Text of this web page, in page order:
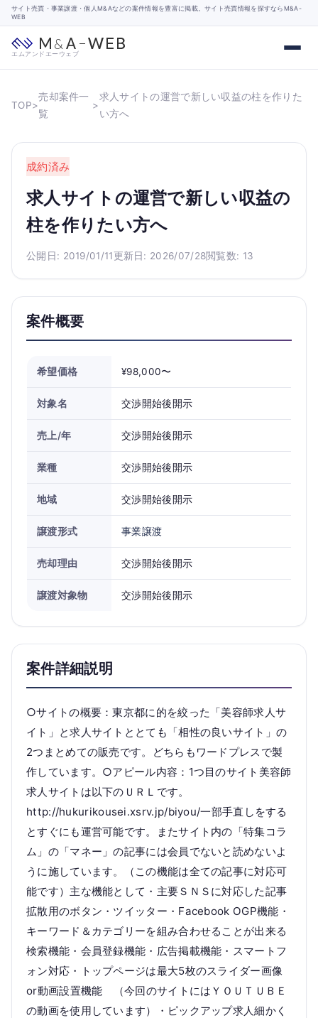
サイト売買・事業譲渡・個人M&Aなどの案件情報を豊富に掲載。サイト売買情報を探すならM&A-
WEB
エムアンドエーウェブ
TOP>
売却案件一
覧
>
求人サイトの運営で新しい収益の柱を作りた
い方へ
成約済み
求人サイトの運営で新しい収益の
柱を作りたい方へ
公開日: 2019/01/11更新日: 2026/07/28閲覧数: 13
案件概要
希望価格 ¥98,000〜
対象名 交渉開始後開示
売上/年 交渉開始後開示
業種 交渉開始後開示
地域 交渉開始後開示
譲渡形式 事業譲渡
売却理由 交渉開始後開示
譲渡対象物 交渉開始後開示
案件詳細説明
○サイトの概要：東京都に的を絞った「美容師求人サ
イト」と求人サイトととても「相性の良いサイト」の
2つまとめての販売です。どちらもワードプレスで製
作しています。○アピール内容：1つ目のサイト美容師
求人サイトは以下のＵＲＬです。
http://hukurikousei.xsrv.jp/biyou/一部手直しをする
とすぐにも運営可能です。またサイト内の「特集コラ
ム」の「マネー」の記事には会員でないと読めないよ
うに施しています。（この機能は全ての記事に対応可
能です）主な機能として・主要ＳＮＳに対応した記事
拡散用のボタン・ツイッター・Facebook OGP機能・
キーワード＆カテゴリーを組み合わせることが出来る
検索機能・会員登録機能・広告掲載機能・スマートフ
ォン対応・トップページは最大5枚のスライダー画像
or動画設置機能 （今回のサイトにはＹＯＵＴＵＢＥ
の動画を使用しています）・ピックアップ求人細かく